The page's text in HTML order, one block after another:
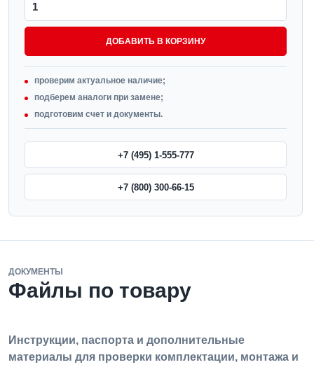
ДОБАВИТЬ В КОРЗИНУ
проверим актуальное наличие;
подберем аналоги при замене;
подготовим счет и документы.
+7 (495) 1-555-777
+7 (800) 300-66-15
ДОКУМЕНТЫ
Файлы по товару
Инструкции, паспорта и дополнительные
материалы для проверки комплектации, монтажа и